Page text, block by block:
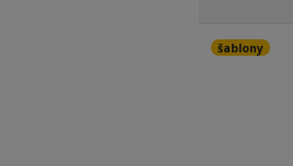
šablony